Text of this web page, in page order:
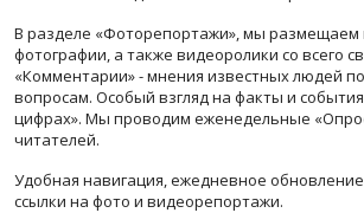
В разделе «Фоторепортажи», мы размещаем
фотографии, а также видеоролики со всего
«Комментарии» - мнения известных людей
вопросам. Особый взгляд на факты и
цифрах». Мы проводим еженедельные
читателей.
Удобная навигация, ежедневное
ссылки на фото и видеорепортажи.